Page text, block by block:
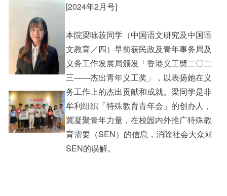
其他书院出版
新亚影集
影片库
Student Development
Staff Engagement
[2024年2月号]
本院梁咏荍同学（中国语文研究及中国语
文教育／四）早前获民政及青年事务局及
义务工作发展局颁发「香港义工奬二〇二
三——杰出青年义工奖」，以表扬她在义
务工作上的杰出贡献和成就。梁同学是非
牟利组织「特殊教育青年会」的创办人，
冀凝聚青年力量，在校园内外推广特殊教
育需要（SEN）的信息，消除社会大众对
SEN的误解。